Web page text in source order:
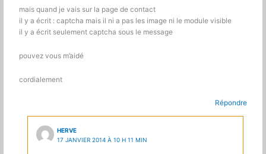
mais quand je vais sur la page de contact
il y a écrit : captcha mais il ni a pas les image ni le module visible
il y a écrit seulement captcha sous le message
pouvez vous m’aidé
cordialement
Répondre
HERVE
17 JANVIER 2014 À 10 H 11 MIN